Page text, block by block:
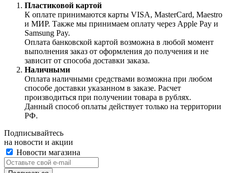
Пластиковой картой
К оплате принимаются карты VISA, MasterCard, Maestro
и МИР. Также мы принимаем оплату через Apple Pay и
Samsung Pay.
Оплата банковской картой возможна в любой момент
выполнения заказ от оформления до получения и не
зависит от способа доставки заказа.
Наличными
Оплата наличными средствами возможна при любом
способе доставки указанном в заказе. Расчет
производиться при получении товара в рублях.
Данный способ оплаты действует только на территории
РФ.
Подписывайтесь
на новости и акции
Новости магазина